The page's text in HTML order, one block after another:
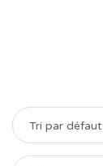
Tri par défaut